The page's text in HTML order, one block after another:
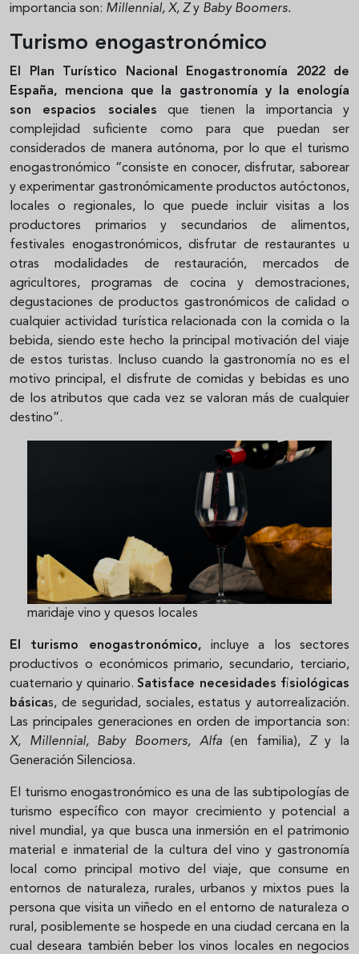
importancia son: Millennial, X, Z y Baby Boomers.
Turismo enogastronómico
El Plan Turístico Nacional Enogastronomía 2022 de
España, menciona que la gastronomía y la enología
son espacios sociales que tienen la importancia y
complejidad suficiente como para que puedan ser
considerados de manera autónoma, por lo que el turismo
enogastronómico “consiste en conocer, disfrutar, saborear
y experimentar gastronómicamente productos autóctonos,
locales o regionales, lo que puede incluir visitas a los
productores primarios y secundarios de alimentos,
festivales enogastronómicos, disfrutar de restaurantes u
otras modalidades de restauración, mercados de
agricultores, programas de cocina y demostraciones,
degustaciones de productos gastronómicos de calidad o
cualquier actividad turística relacionada con la comida o la
bebida, siendo este hecho la principal motivación del viaje
de estos turistas. Incluso cuando la gastronomía no es el
motivo principal, el disfrute de comidas y bebidas es uno
de los atributos que cada vez se valoran más de cualquier
destino”.
maridaje vino y quesos locales
El turismo enogastronómico, incluye a los sectores
productivos o económicos primario, secundario, terciario,
cuaternario y quinario.Satisface necesidades fisiológicas
básicas, de seguridad, sociales, estatus y autorrealización.
Las principales generaciones en orden de importancia son:
X, Millennial, Baby Boomers, Alfa(en familia), Zy la
Generación Silenciosa.
El turismo enogastronómico es una de las subtipologías de
turismo específico con mayor crecimiento y potencial a
nivel mundial, ya que busca una inmersión en el patrimonio
material e inmaterial de la cultura del vino y gastronomía
local como principal motivo del viaje, que consume en
entornos de naturaleza, rurales, urbanos y mixtos pues la
persona que visita un viñedo en el entorno de naturaleza o
rural, posiblemente se hospede en una ciudad cercana en la
cual deseara también beber los vinos locales en negocios